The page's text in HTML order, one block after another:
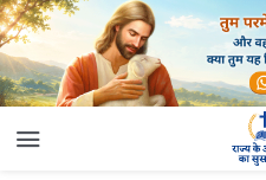
100. अपमान और दुर्व्यवहार सहन करना